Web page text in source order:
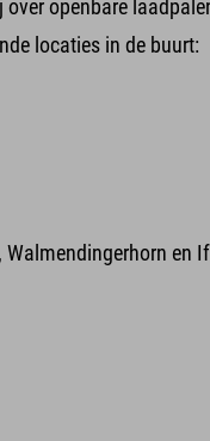
over openbare
locaties in de buurt:
en